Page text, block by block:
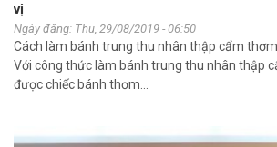
vị
Ngày đăng: Thu, 29/08/2019 - 06:50
Cách làm bánh trung thu nhân thập cẩm
Với công thức làm bánh trung thu nhân thập
được chiếc bánh thơm...